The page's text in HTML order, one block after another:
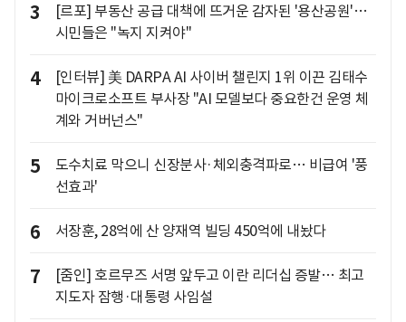
3
[르포] 부동산 공급 대책에 뜨거운 감자된 '용산공원'…
시민들은 "녹지 지켜야"
4
[인터뷰] 美 DARPA AI 사이버 챌린지 1위 이끈 김태수
마이크로소프트 부사장 "AI 모델보다 중요한건 운영 체
계와 거버넌스"
5
도수치료 막으니 신장분사·체외충격파로… 비급여 '풍
선효과'
6 서장훈, 28억에 산 양재역 빌딩 450억에 내놨다
7
[줌인] 호르무즈 서명 앞두고 이란 리더십 증발… 최고
지도자 잠행·대통령 사임설